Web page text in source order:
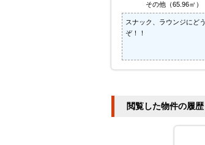
その他（65.96㎡）
スナック、ラウンジにどう
ぞ！！
閲覧した物件の履歴